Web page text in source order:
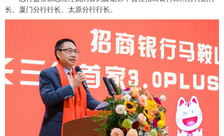
长、厦门分行行长、太原分行行长。